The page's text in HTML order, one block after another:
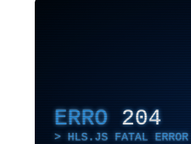
ERRO 204
HLS.JS FATAL ERROR